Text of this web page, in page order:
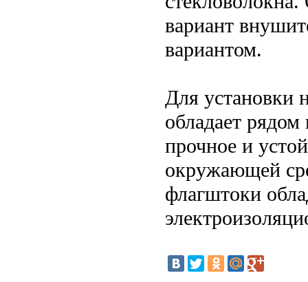
вариант
вариантом.
Для установки
обладает
прочное и
окружающей
флагштоки